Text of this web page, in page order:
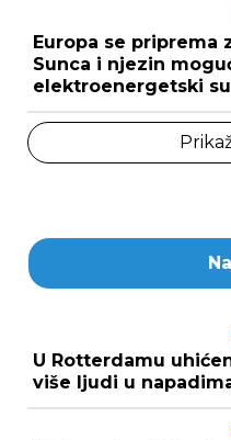
Europa se priprema
Sunca i njezin
elektroenergetski
U Rotterdamu
više ljudi u